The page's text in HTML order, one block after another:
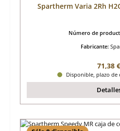
Spartherm Varia 2Rh
Número de
Fabricante:
Precio
71,38 €
Disponible, plazo de